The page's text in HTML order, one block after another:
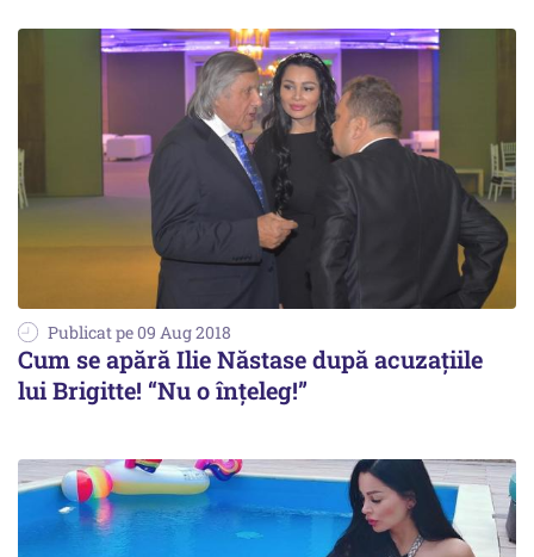
Publicat pe 09 Aug 2018
Cum se apără Ilie Năstase după acuzațiile
lui Brigitte! “Nu o înțeleg!”